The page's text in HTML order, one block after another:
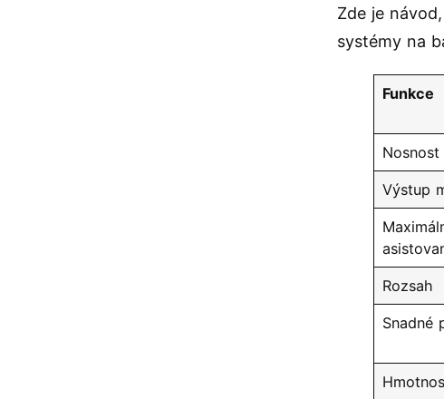
Zde je
systémy na
Funkce
Nosnost
Výstup
Rozsah
Snadné